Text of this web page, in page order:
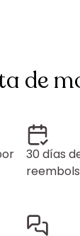
de
30 días